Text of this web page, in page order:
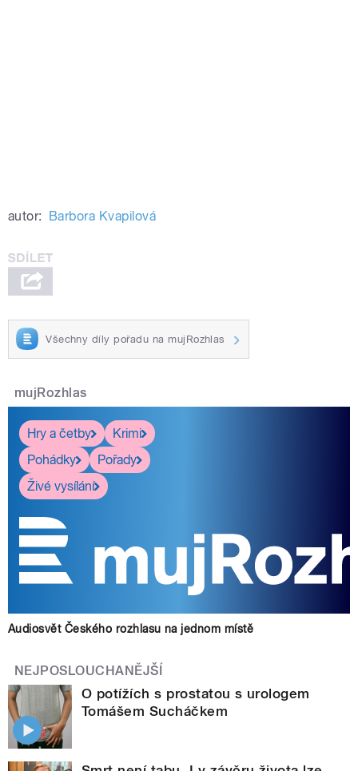
autor: Barbora Kvapilová
Všechny díly pořadu na mujRozhlas
mujRozhlas
Hry a četby
Krimi
Pohádky
Pořady
Živé vysílání
Audiosvět Českého rozhlasu na jednom místě
NEJPOSLOUCHANĚJŠÍ
O potížích s prostatou s urologem
Tomášem Sucháčkem